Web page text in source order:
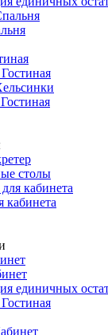
столы
кабинета
кабинета
единичных